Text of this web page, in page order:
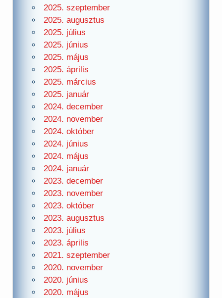
2025. szeptember
2025. augusztus
2025. július
2025. június
2025. május
2025. április
2025. március
2025. január
2024. december
2024. november
2024. október
2024. június
2024. május
2024. január
2023. december
2023. november
2023. október
2023. augusztus
2023. július
2023. április
2021. szeptember
2020. november
2020. június
2020. május